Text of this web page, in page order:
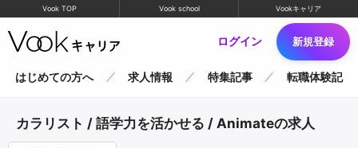
Vook TOP Vook school Vookキャリア
ログイン 新規登録
はじめての方へ 求人情報 特集記事 転職体験記
カラリスト / 語学力を活かせる / Animateの求人